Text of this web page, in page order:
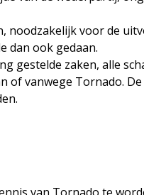
voor de
dan ook gedaan.
gestelde zaken, alle
of vanwege Tornado.